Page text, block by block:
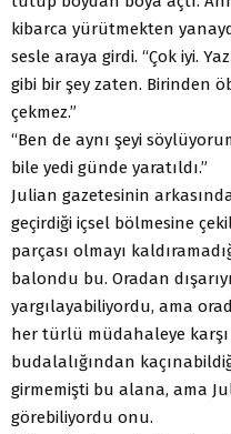
kibarca yürütmekten
sesle araya girdi. “Çok iyi.
gibi bir şey zaten. Birinden
çekmez.”
“Ben de aynı şeyi
bile yedi günde yaratıldı.”
Julian gazetesinin
geçirdiği içsel bölmesine
parçası olmayı
balondu bu. Oradan
yargılayabiliyordu, ama
her türlü müdahaleye
budalalığından
girmemişti bu alana, ama
görebiliyordu onu.